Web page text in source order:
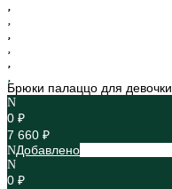
Брюки палаццо для девочки
0 ₽
7 660 ₽
Добавлено
0 ₽